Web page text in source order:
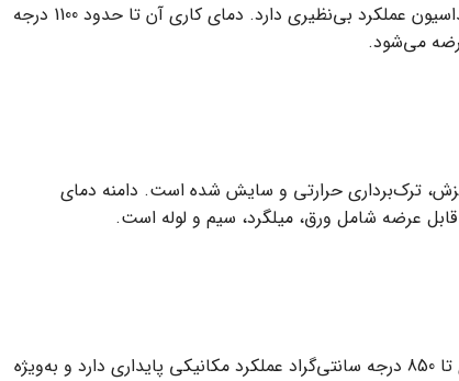
Inconel 600 دارای نیکل بالا بوده و ترکیبی از کروم و آهن را نیز داراست. این آلیاژ به‌خاطر مقاومت شیمیایی بالا، در برابر کلریدها، اسیدها و اکسیداسیون عملکرد بی‌نظیری دارد. دمای کاری آن تا حدود 1100 درجه
می‌شود.
خزش، ترک‌برداری حرارتی و سایش شده است. دامنه دمای
این آلیاژ شباهت‌هایی به 600 دارد اما به دلیل حضور بیشتر عناصر پیرساز مانند تیتانیوم و آلومینیوم، قابلیت عملیات حرارتی خاص دارد. در دماهای تا 850 درجه سانتی‌گراد عملکرد مکانیکی پایداری دارد و به‌ویژه